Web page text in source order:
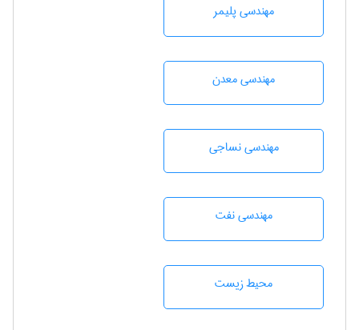
مهندسی پليمر
مهندسی معدن
مهندسي نساجی
مهندسی نفت
محيط زيست